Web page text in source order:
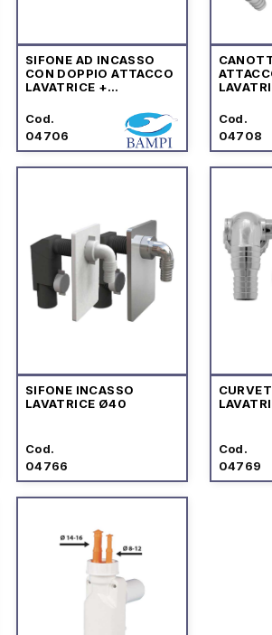
SIFONE AD INCASSO
CON DOPPIO ATTACCO
LAVATRICE +
Cod.
04706
Cod.
04708
SIFONE INCASSO
LAVATRICE Ø40
Cod.
04766
Cod.
04769